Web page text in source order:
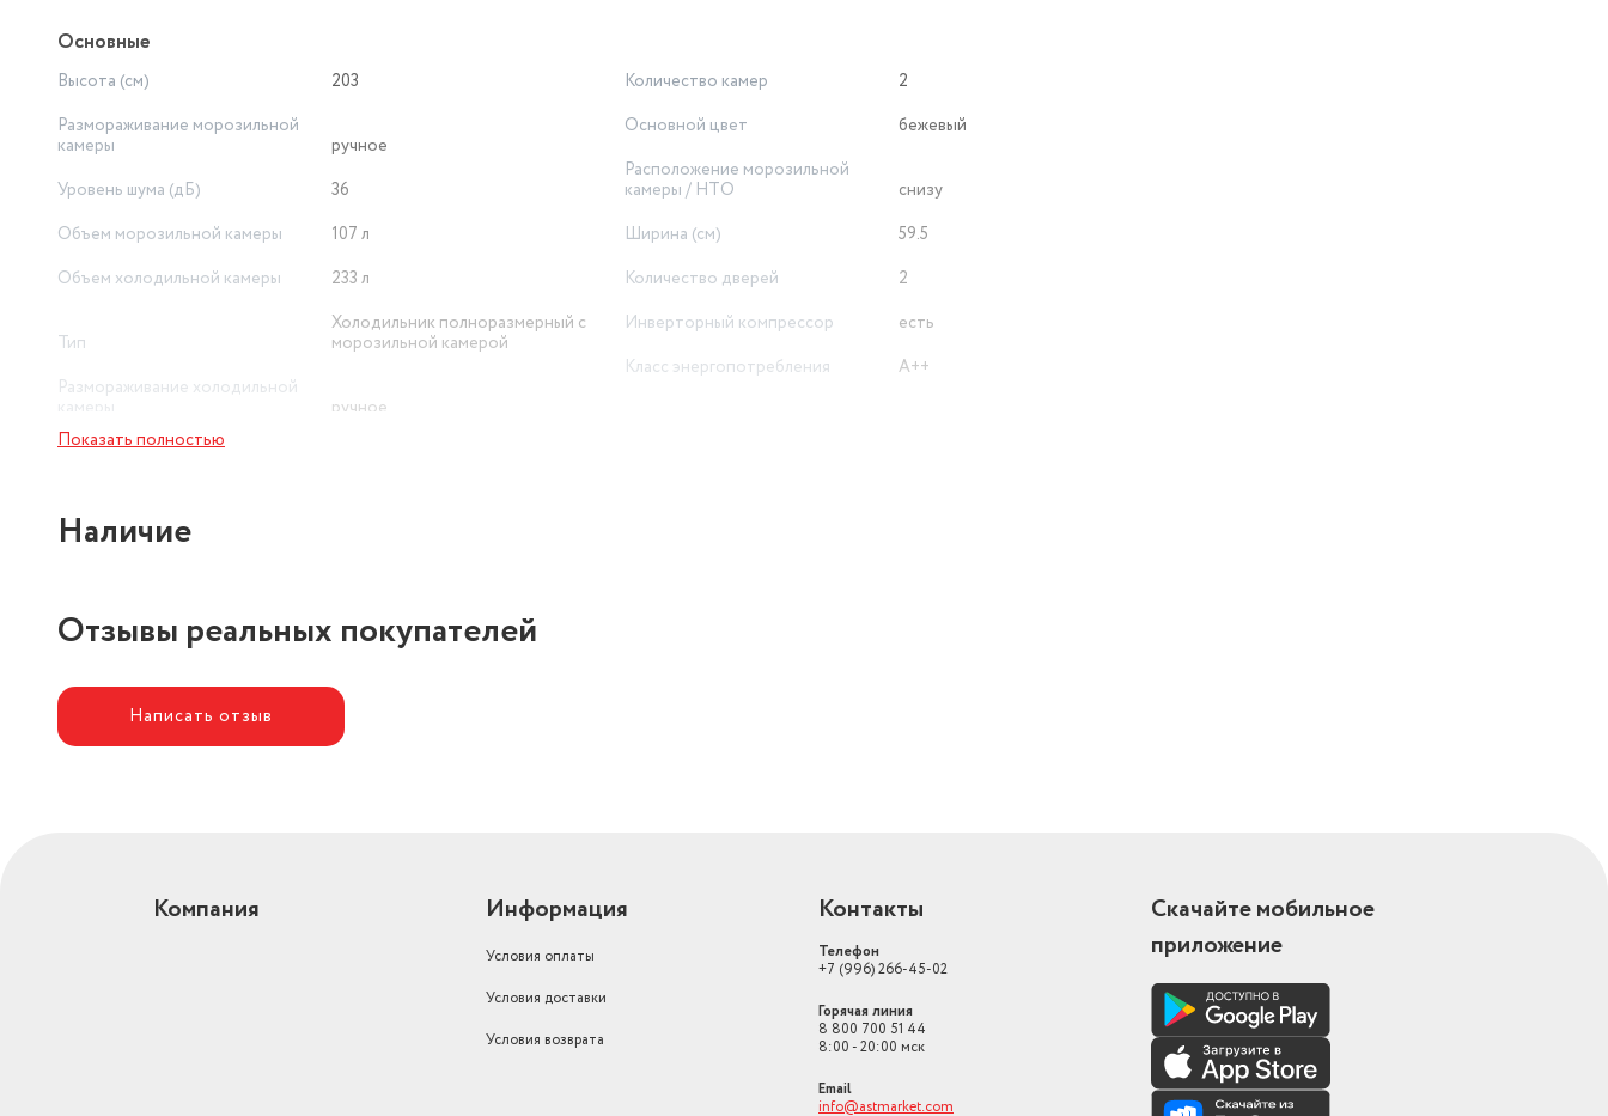
Основные
Высота (см)
203
Размораживание морозильной
камеры
ручное
Уровень шума (дБ)
36
Объем морозильной камеры
107 л
Объем холодильной камеры
233 л
Тип
Холодильник полноразмерный с
морозильной камерой
Размораживание холодильной
ручное
Количество камер
2
Основной цвет
бежевый
Расположение морозильной
камеры / НТО
снизу
Ширина (см)
59.5
Количество дверей
2
Инверторный компрессор
есть
Класс энергопотребления
A++
Показать полностью
Наличие
Отзывы реальных покупателей
Написать отзыв
Компания Информация
Условия оплаты
Условия доставки
Условия возврата
Контакты
Телефон
+7 (996) 266-45-02
Горячая линия
8 800 700 51 44
8:00 - 20:00 мск
Email
info@astmarket.com
Скачайте мобильное
приложение